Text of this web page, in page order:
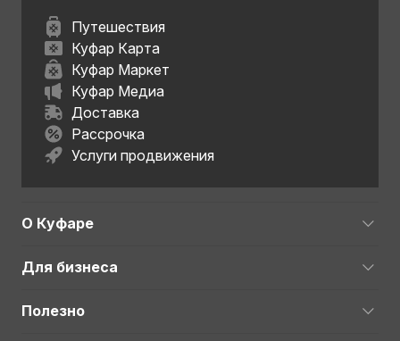
Путешествия
Куфар Карта
Куфар Маркет
Куфар Медиа
Доставка
Рассрочка
Услуги продвижения
О Куфаре
Для бизнеса
Полезно